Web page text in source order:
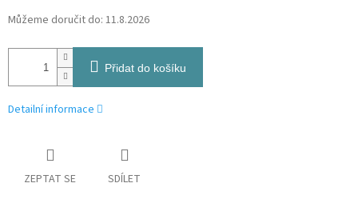
Můžeme doručit do: 11.8.2026
Přidat do košíku
Detailní informace
ZEPTAT SE SDÍLET